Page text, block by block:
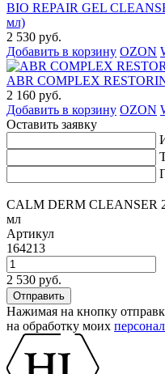
BIO REPAIR GEL
мл)
2 530 руб.
Добавить в корзину OZON
ABR COMPLEX
2 160 руб.
Добавить в корзину OZON
Оставить заявку
CALM DERM CLEANSER
мл
Артикул
164213
2 530 руб.
Нажимая на кнопку
на обработку моих